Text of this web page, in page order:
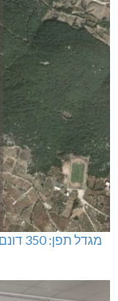
מגדל תפן: 350 דונם במתחם חדש